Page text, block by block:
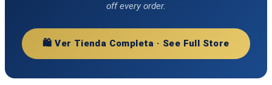
off every order.
🛍️ Ver Tienda Completa · See Full Store